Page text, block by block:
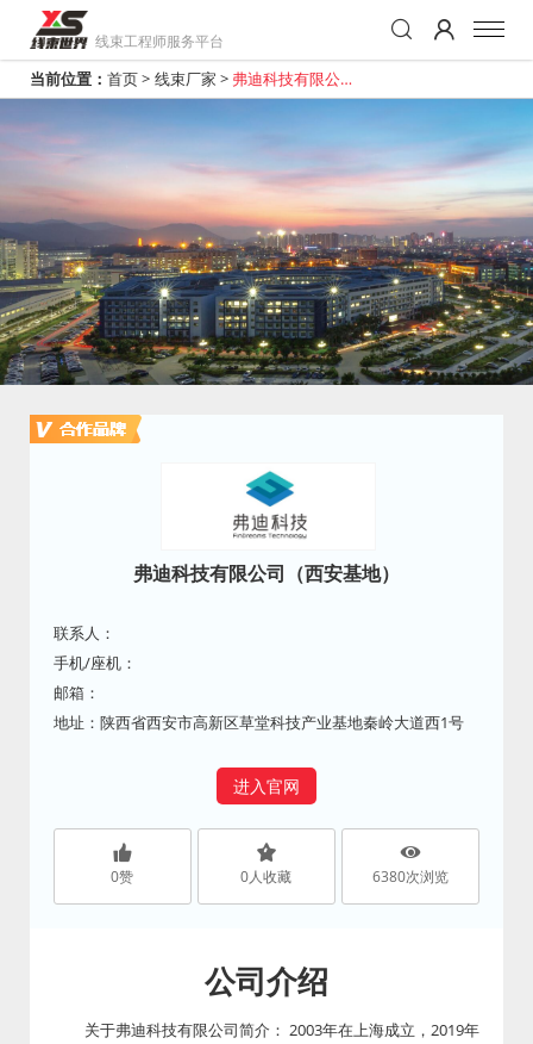
线束工程师服务平台
当前位置： 首页> 线束厂家 > 弗迪科技有限公司
弗迪科技有限公司（西安基地）
联系人：
手机/座机：
邮箱：
地址：陕西省西安市高新区草堂科技产业基地秦岭大道西1号
进入官网
0赞 0人收藏 6380次浏览
公司介绍
关于弗迪科技有限公司简介： 2003年在上海成立，2019年